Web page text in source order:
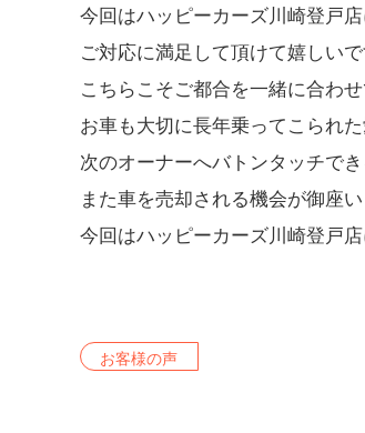
今回はハッピーカーズ川崎登戸
ご対応に満足して頂けて嬉しいで
こちらこそご都合を一緒に合わ
お車も大切に長年乗ってこられ
次のオーナーへバトンタッチで
また車を売却される機会が御座
今回はハッピーカーズ川崎登戸
お客様の声